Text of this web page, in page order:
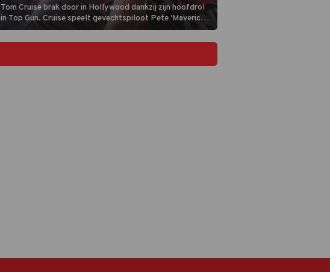
Tom Cruise brak door in Hollywood dankzij zijn hoofdrol
in Top Gun. Cruise speelt gevechtspiloot Pete 'Maverick'
Mitchell. Hij is niet zomaar een gevechtspiloot: hij
behoort tot de 1 procent die wordt toegelaten tot een